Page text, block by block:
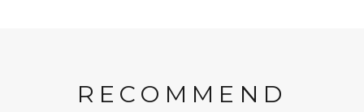
RECOMMEND